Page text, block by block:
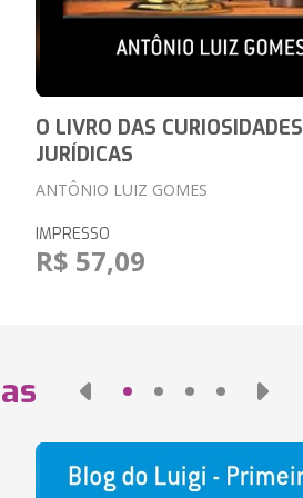
O LIVRO DAS CURIOSIDADES
JURÍDICAS
ANTÔNIO LUIZ GOMES
IMPRESSO
R$ 57,09